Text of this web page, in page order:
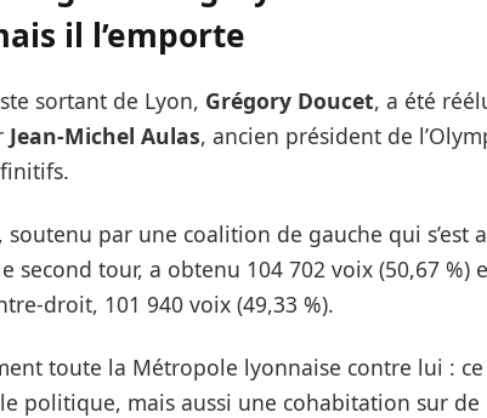
il l’emporte
sortant de Lyon, Grégory Doucet, a été
Jean-Michel Aulas, ancien président de
par une coalition de gauche qui s’est
second tour, a obtenu 104 702 voix (50,67 %)
droit, 101 940 voix (49,33 %).
toute la Métropole lyonnaise contre lui : ce
politique, mais aussi une cohabitation sur de